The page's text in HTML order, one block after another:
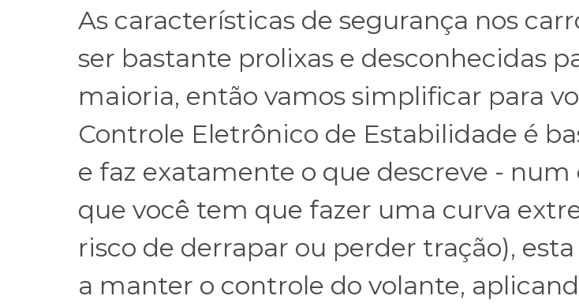
As características de segurança nos
ser bastante prolixas e desconhecidas
maioria, então vamos simplificar para
Controle Eletrônico de Estabilidade é
e faz exatamente o que descreve - num
que você tem que fazer uma curva
risco de derrapar ou perder tração),
a manter o controle do volante,